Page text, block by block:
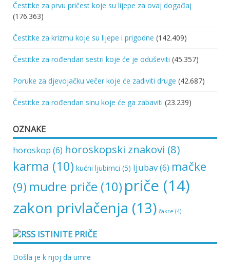
Čestitke za prvu pričest koje su lijepe za ovaj događaj
(176.363)
Čestitke za krizmu koje su lijepe i prigodne (142.409)
Čestitke za rođendan sestri koje će je oduševiti (45.357)
Poruke za djevojačku večer koje će zadiviti druge (42.687)
Čestitke za rođendan sinu koje će ga zabaviti (23.239)
OZNAKE
horoskop (6) horoskopski znakovi (8)
karma (10) kućni ljubimci (5) ljubav(6) mačke
(9) mudre priče (10) priče (14)
zakon privlačenja (13) čakre (4)
ISTINITE PRIČE
Došla je k njoj da umre